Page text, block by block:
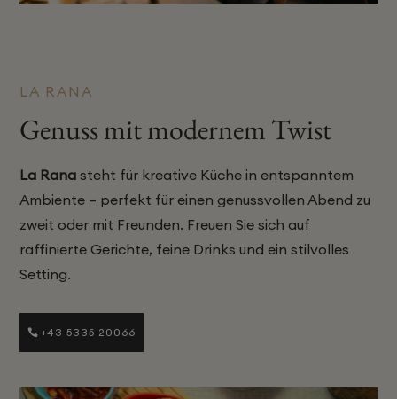
LA RANA
Genuss mit modernem Twist
La Rana steht für kreative Küche in entspanntem
Ambiente – perfekt für einen genussvollen Abend zu
zweit oder mit Freunden. Freuen Sie sich auf
raffinierte Gerichte, feine Drinks und ein stilvolles
Setting.
+43 5335 20066